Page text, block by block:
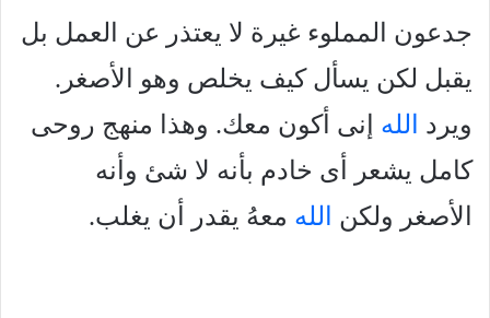
جدعون المملوء غيرة لا يعتذر عن العمل بل
يقبل لكن يسأل كيف يخلص وهو الأصغر.
ويرد
الله إنى أكون معك. وهذا منهج روحى
كامل يشعر أى خادم بأنه لا شئ وأنه
الأصغر ولكن
الله معهُ يقدر أن يغلب.